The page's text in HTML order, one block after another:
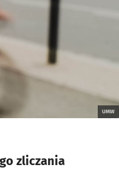
UMW
zliczania